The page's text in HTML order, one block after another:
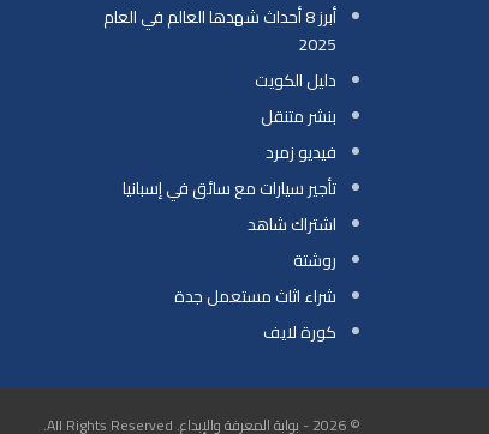
أبرز 8 أحداث شهدها العالم في العام
2025
دليل الكويت
بنشر متنقل
فيديو زمرد
تأجير سيارات مع سائق في إسبانيا
اشتراك شاهد
روشتة
شراء اثاث مستعمل جدة
كورة لايف
© 2026 - بوابة المعرفة والإبداع. All Rights Reserved.